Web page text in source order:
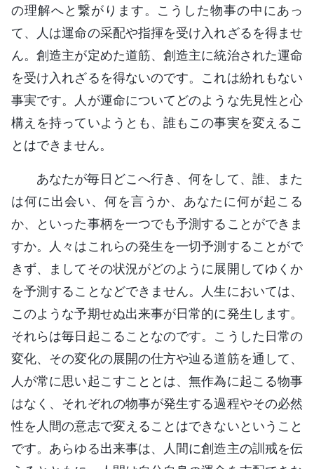
の理解へと繋がります。こうした物事の中にあっ
て、人は運命の采配や指揮を受け入れざるを得ませ
ん。創造主が定めた道筋、創造主に統治された運命
を受け入れざるを得ないのです。これは紛れもない
事実です。人が運命についてどのような先見性と心
構えを持っていようとも、誰もこの事実を変えるこ
とはできません。
あなたが毎日どこへ行き、何をして、誰、また
は何に出会い、何を言うか、あなたに何が起こる
か、といった事柄を一つでも予測することができま
すか。人々はこれらの発生を一切予測することがで
きず、ましてその状況がどのように展開してゆくか
を予測することなどできません。人生においては、
このような予期せぬ出来事が日常的に発生します。
それらは毎日起こることなのです。こうした日常の
変化、その変化の展開の仕方や辿る道筋を通して、
人が常に思い起こすこととは、無作為に起こる物事
はなく、それぞれの物事が発生する過程やその必然
性を人間の意志で変えることはできないということ
です。あらゆる出来事は、人間に創造主の訓戒を伝